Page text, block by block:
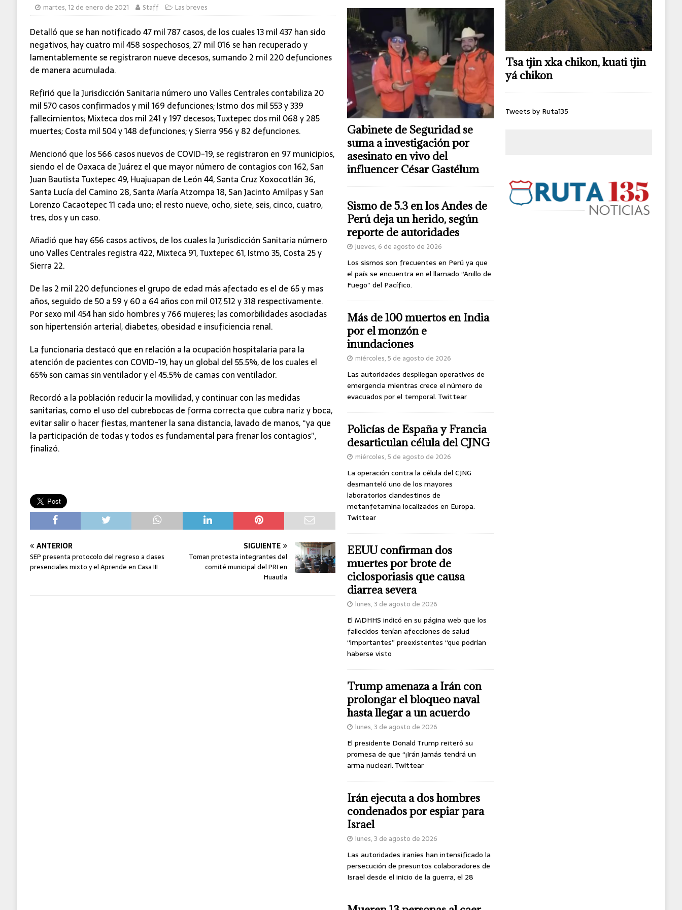
MUNDO
martes, 12 de enero de 2021 Staff Las breves
Detalló que se han notificado 47 mil 787 casos, de los cuales 13 mil 437 han sido
negativos, hay cuatro mil 458 sospechosos, 27 mil 016 se han recuperado y
lamentablemente se registraron nueve decesos, sumando 2 mil 220 defunciones
de manera acumulada.
Refirió que la Jurisdicción Sanitaria número uno Valles Centrales contabiliza 20
mil 570 casos confirmados y mil 169 defunciones; Istmo dos mil 553 y 339
fallecimientos; Mixteca dos mil 241 y 197 decesos; Tuxtepec dos mil 068 y 285
muertes; Costa mil 504 y 148 defunciones; y Sierra 956 y 82 defunciones.
Mencionó que los 566 casos nuevos de COVID-19, se registraron en 97 municipios,
siendo el de Oaxaca de Juárez el que mayor número de contagios con 162, San
Juan Bautista Tuxtepec 49, Huajuapan de León 44, Santa Cruz Xoxocotlán 36,
Santa Lucía del Camino 28, Santa María Atzompa 18, San Jacinto Amilpas y San
Lorenzo Cacaotepec 11 cada uno; el resto nueve, ocho, siete, seis, cinco, cuatro,
tres, dos y un caso.
Añadió que hay 656 casos activos, de los cuales la Jurisdicción Sanitaria número
uno Valles Centrales registra 422, Mixteca 91, Tuxtepec 61, Istmo 35, Costa 25 y
Sierra 22.
De las 2 mil 220 defunciones el grupo de edad más afectado es el de 65 y mas
años, seguido de 50 a 59 y 60 a 64 años con mil 017, 512 y 318 respectivamente.
Por sexo mil 454 han sido hombres y 766 mujeres; las comorbilidades asociadas
son hipertensión arterial, diabetes, obesidad e insuficiencia renal.
La funcionaria destacó que en relación a la ocupación hospitalaria para la
atención de pacientes con COVID-19, hay un global del 55.5%, de los cuales el
65% son camas sin ventilador y el 45.5% de camas con ventilador.
Recordó a la población reducir la movilidad, y continuar con las medidas
sanitarias, como el uso del cubrebocas de forma correcta que cubra nariz y boca,
evitar salir o hacer fiestas, mantener la sana distancia, lavado de manos, “ya que
la participación de todas y todos es fundamental para frenar los contagios”,
finalizó.
ANTERIOR
SEP presenta protocolo del regreso a clases
presenciales mixto y el Aprende en Casa III
SIGUIENTE
Toman protesta integrantes del
comité municipal del PRI en
Huautla
Gabinete de Seguridad se
suma a investigación por
asesinato en vivo del
influencer César Gastélum
Sismo de 5.3 en los Andes de
Perú deja un herido, según
reporte de autoridades
jueves, 6 de agosto de 2026
Los sismos son frecuentes en Perú ya que
el país se encuentra en el llamado “Anillo de
Fuego” del Pacífico.
Más de 100 muertos en India
por el monzón e
inundaciones
miércoles, 5 de agosto de 2026
Las autoridades despliegan operativos de
emergencia mientras crece el número de
evacuados por el temporal. Twittear
Policías de España y Francia
desarticulan célula del CJNG
miércoles, 5 de agosto de 2026
La operación contra la célula del CJNG
desmanteló uno de los mayores
laboratorios clandestinos de
metanfetamina localizados en Europa.
Twittear
EEUU confirman dos
muertes por brote de
ciclosporiasis que causa
diarrea severa
lunes, 3 de agosto de 2026
El MDHHS indicó en su página web que los
fallecidos tenían afecciones de salud
“importantes” preexistentes “que podrían
haberse visto
Trump amenaza a Irán con
prolongar el bloqueo naval
hasta llegar a un acuerdo
lunes, 3 de agosto de 2026
El presidente Donald Trump reiteró su
promesa de que “¡Irán jamás tendrá un
arma nuclear!. Twittear
Irán ejecuta a dos hombres
condenados por espiar para
Israel
lunes, 3 de agosto de 2026
Las autoridades iraníes han intensificado la
persecución de presuntos colaboradores de
Israel desde el inicio de la guerra, el 28
Tsa tjin xka chikon, kuati tjin
yá chikon
Tweets by Ruta135